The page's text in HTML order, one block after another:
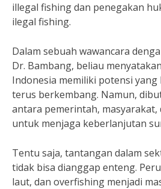
illegal fishing dan penegakan
ilegal fishing.
Dalam sebuah wawancara
Dr. Bambang, beliau
Indonesia memiliki potensi
terus berkembang. Namun,
antara pemerintah, masyarakat,
untuk menjaga keberlanjutan
Tentu saja, tantangan dalam
tidak bisa dianggap enteng.
laut, dan overfishing menjadi